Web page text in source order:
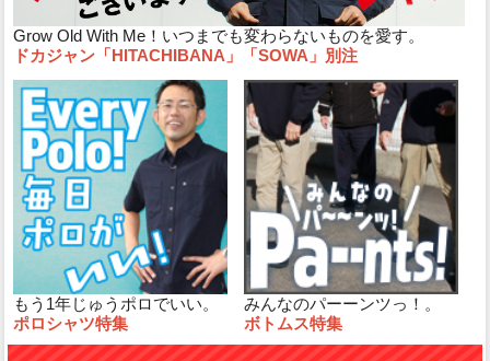
Grow Old With Me！いつまでも変わらないものを愛す。
ドカジャン「HITACHIBANA」「SOWA」別注
もう1年じゅうポロでいい。
ポロシャツ特集
みんなのパーーンツっ！。
ボトムス特集